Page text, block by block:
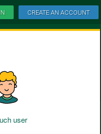
CREATE AN ACCOUNT
user